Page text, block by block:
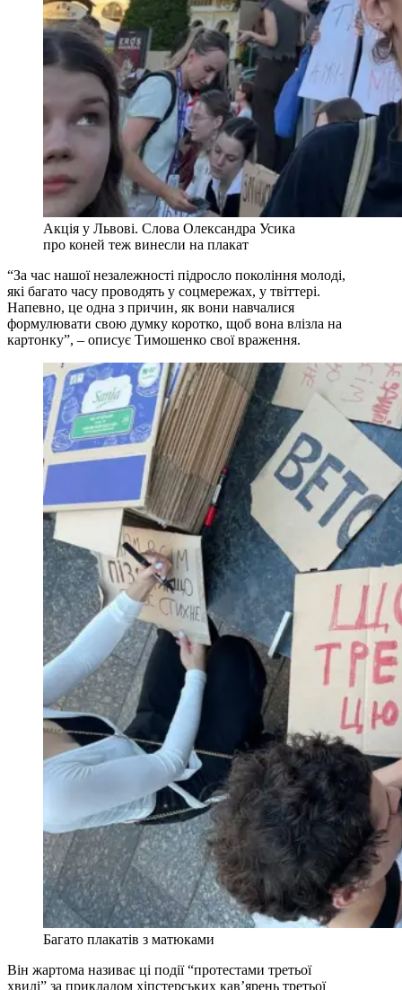
Акція у Львові. Слова Олександра Усика
про коней теж винесли на плакат
“За час нашої незалежності підросло покоління молоді,
які багато часу проводять у соцмережах, у твіттері.
Напевно, це одна з причин, як вони навчалися
формулювати свою думку коротко, щоб вона влізла на
картонку”, – описує Тимошенко свої враження.
Багато плакатів з матюками
Він жартома називає ці події “протестами третьої
хвилі” за прикладом хіпстерських кав’ярень третьої